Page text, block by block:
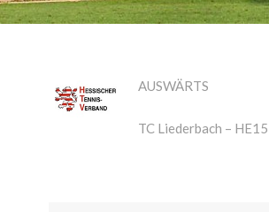
AUSWÄRTS
TC Liederbach – HE15